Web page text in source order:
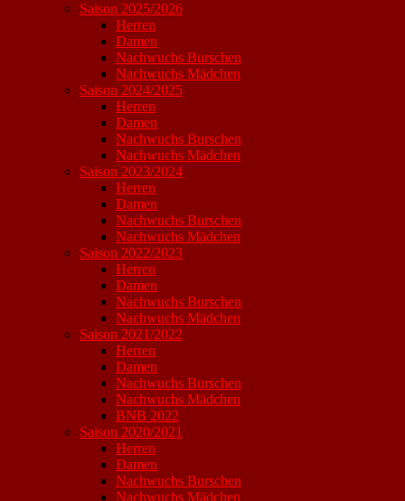
Saison 2025/2026
Herren
Damen
Nachwuchs Burschen
Nachwuchs Mädchen
Saison 2024/2025
Herren
Damen
Nachwuchs Burschen
Nachwuchs Mädchen
Saison 2023/2024
Herren
Damen
Nachwuchs Burschen
Nachwuchs Mädchen
Saison 2022/2023
Herren
Damen
Nachwuchs Burschen
Nachwuchs Mädchen
Saison 2021/2022
Herren
Damen
Nachwuchs Burschen
Nachwuchs Mädchen
BNB 2022
Saison 2020/2021
Herren
Damen
Nachwuchs Burschen
Nachwuchs Mädchen